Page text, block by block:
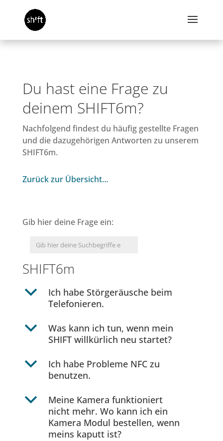
Du hast eine Frage zu
deinem SHIFT6m?
Nachfolgend findest du häufig gestellte Fragen
und die dazugehörigen Antworten zu unserem
SHIFT6m.
Zurück zur Übersicht…
Gib hier deine Frage ein:
SHIFT6m
b
Ich habe Störgeräusche beim
Telefonieren.
b
Was kann ich tun, wenn mein
SHIFT willkürlich neu startet?
b
Ich habe Probleme NFC zu
benutzen.
b
Meine Kamera funktioniert
nicht mehr. Wo kann ich ein
Kamera Modul bestellen, wenn
meins kaputt ist?